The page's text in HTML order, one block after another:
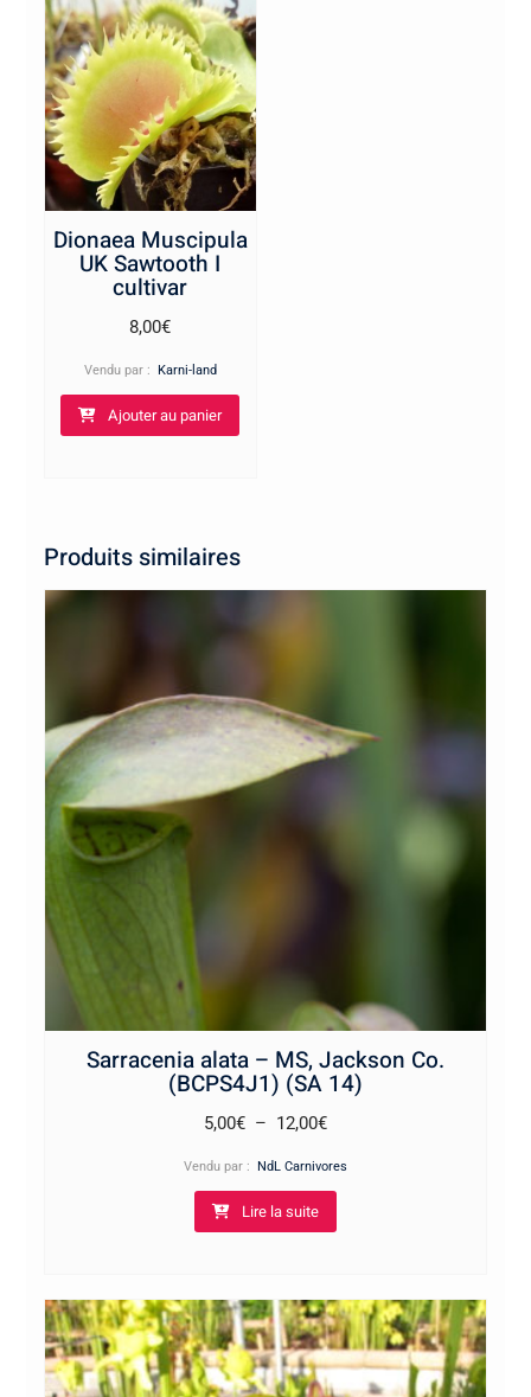
Dionaea Muscipula
UK Sawtooth I
cultivar
8,00€
Vendu par : Karni-land
Ajouter au panier
Produits similaires
Sarracenia alata – MS, Jackson Co.
(BCPS4J1) (SA 14)
5,00€ – 12,00€Plage
Vendu par : NdL Carnivores
Lire la suite